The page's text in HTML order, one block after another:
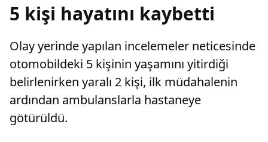
5 kişi hayatını kaybetti
Olay yerinde yapılan incelemeler neticesinde
otomobildeki 5 kişinin yaşamını yitirdiği
belirlenirken yaralı 2 kişi, ilk müdahalenin
ardından ambulanslarla hastaneye
götürüldü.